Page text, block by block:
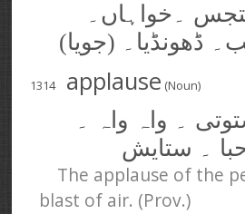
۔خواہاں۔
ڈھونڈیا۔ (جویا)
1314 applause (Noun)
۔ واہ واہ ۔
۔ ستایش
The applause of the
blast of air. (Prov.)